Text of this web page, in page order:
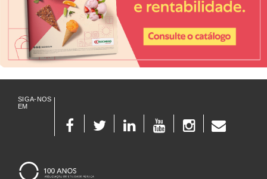
SIGA-NOS
EM